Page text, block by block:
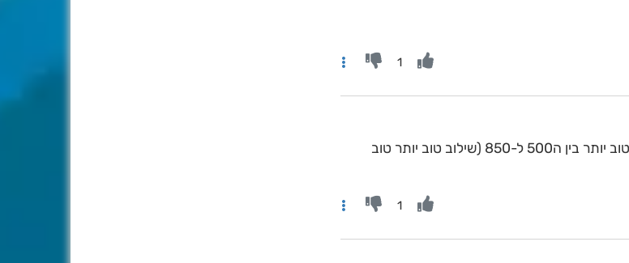
1
כמו שציינתי לעיל המיקום של הציר יותר טוב ועל כן סנכרון טוב יותר בין ה500 ל-850 (שילוב טוב יותר טוב
1